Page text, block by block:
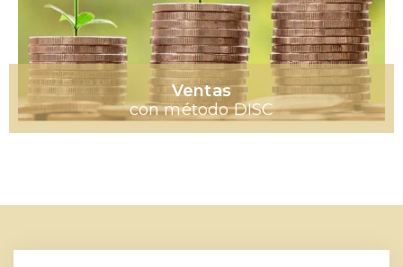
Ventas
con método DISC